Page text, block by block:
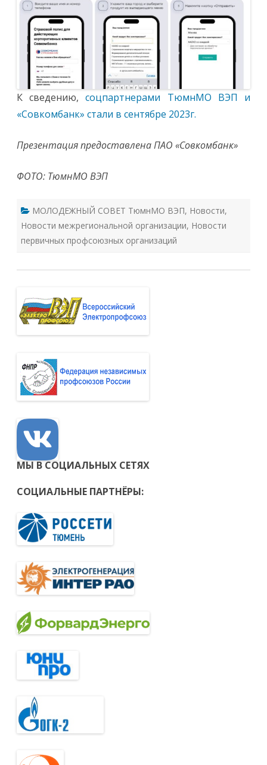
К сведению,соцпартнерами ТюмнМО ВЭП и
«Совкомбанк» стали в сентябре 2023г.
Презентация предоставлена ПАО «Совкомбанк»
ФОТО: ТюмнМО ВЭП
МОЛОДЕЖНЫЙ СОВЕТ ТюмнМО ВЭП, Новости,
Новости межрегиональной организации, Новости
первичных профсоюзных организаций
МЫ В СОЦИАЛЬНЫХ СЕТЯХ
СОЦИАЛЬНЫЕ ПАРТНЁРЫ: